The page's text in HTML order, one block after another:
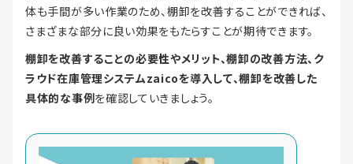
体も手間が多い作業のため、棚卸を改善することができれば、
さまざまな部分に良い効果をもたらすことが期待できます。
棚卸を改善することの必要性やメリット、棚卸の改善方法、ク
ラウド在庫管理システムzaicoを導入して、棚卸を改善した
具体的な事例を確認していきましょう。